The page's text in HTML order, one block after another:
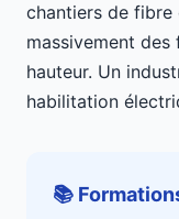
chantiers de
massivement
hauteur. Un
habilitation
📚